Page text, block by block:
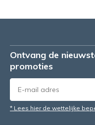
Ontvang de
promoties
* Lees hier de wettelijke